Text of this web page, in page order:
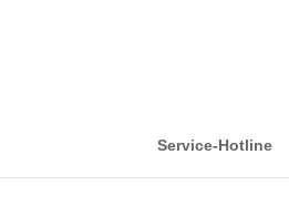
Service-Hotline